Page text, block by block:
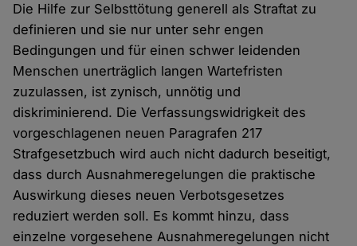
Die Hilfe zur Selbsttötung generell als Straftat zu
definieren und sie nur unter sehr engen
Bedingungen und für einen schwer leidenden
Menschen unerträglich langen Wartefristen
zuzulassen, ist zynisch, unnötig und
diskriminierend. Die Verfassungswidrigkeit des
vorgeschlagenen neuen Paragrafen 217
Strafgesetzbuch wird auch nicht dadurch beseitigt,
dass durch Ausnahmeregelungen die praktische
Auswirkung dieses neuen Verbotsgesetzes
reduziert werden soll. Es kommt hinzu, dass
einzelne vorgesehene Ausnahmeregelungen nicht